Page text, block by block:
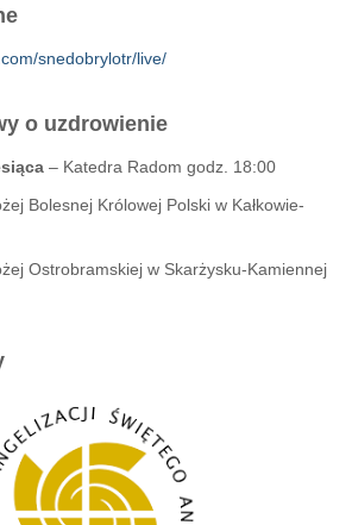
snedobrylotr/live/
o uzdrowienie
– Katedra Radom godz. 18:00
Bolesnej Królowej Polski w Kałkowie-
Ostrobramskiej w Skarżysku-Kamiennej